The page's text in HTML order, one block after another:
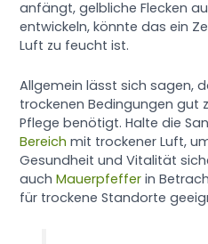
anfängt, gelbliche Flecken
entwickeln, könnte das ein
Luft zu feucht ist.
Allgemein lässt sich sagen,
trockenen Bedingungen gut
Pflege benötigt. Halte die
Bereich mit trockener Luft,
Gesundheit und Vitalität
auchMauerpfeffer in
für trockene Standorte